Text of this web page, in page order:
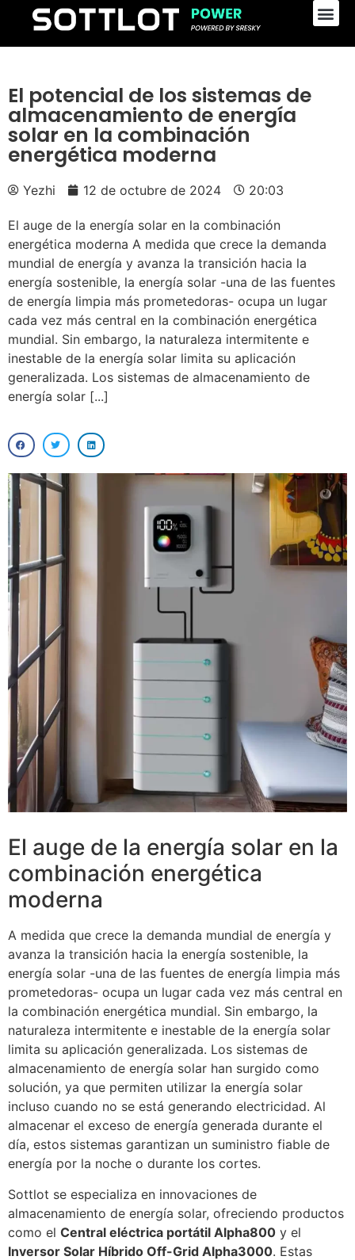
El potencial de los sistemas de
almacenamiento de energía
solar en la combinación
energética moderna
Yezhi 12 de octubre de 2024 20:03
El auge de la energía solar en la combinación
energética moderna A medida que crece la demanda
mundial de energía y avanza la transición hacia la
energía sostenible, la energía solar -una de las fuentes
de energía limpia más prometedoras- ocupa un lugar
cada vez más central en la combinación energética
mundial. Sin embargo, la naturaleza intermitente e
inestable de la energía solar limita su aplicación
generalizada. Los sistemas de almacenamiento de
energía solar [...]
El auge de la energía solar en la
combinación energética
moderna
A medida que crece la demanda mundial de energía y
avanza la transición hacia la energía sostenible, la
energía solar -una de las fuentes de energía limpia más
prometedoras- ocupa un lugar cada vez más central en
la combinación energética mundial. Sin embargo, la
naturaleza intermitente e inestable de la energía solar
limita su aplicación generalizada. Los sistemas de
almacenamiento de energía solar han surgido como
solución, ya que permiten utilizar la energía solar
incluso cuando no se está generando electricidad. Al
almacenar el exceso de energía generada durante el
día, estos sistemas garantizan un suministro fiable de
energía por la noche o durante los cortes.
Sottlot se especializa en innovaciones de
almacenamiento de energía solar, ofreciendo productos
como el Central eléctrica portátil Alpha800 y el
Inversor Solar Híbrido Off-Grid Alpha3000. Estas